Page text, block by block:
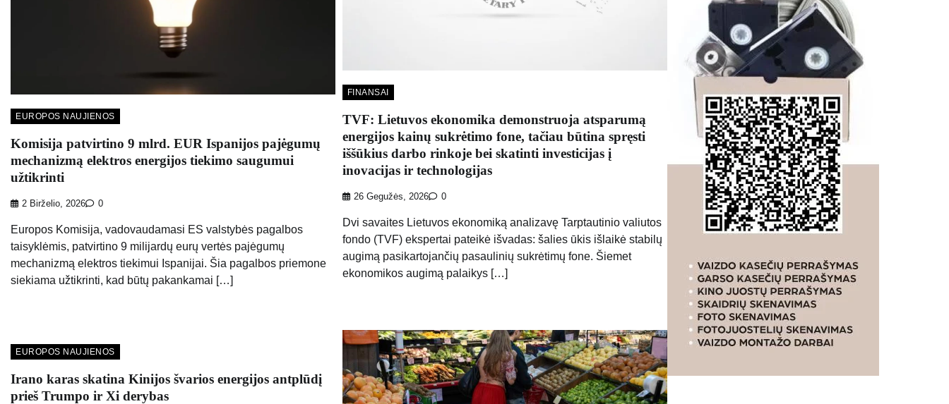
EUROPOS NAUJIENOS
Komisija patvirtino 9 mlrd. EUR Ispanijos pajėgumų
mechanizmą elektros energijos tiekimo saugumui
užtikrinti
2 Birželio, 2026 0
Europos Komisija, vadovaudamasi ES valstybės pagalbos
taisyklėmis, patvirtino 9 milijardų eurų vertės pajėgumų
mechanizmą elektros tiekimui Ispanijai. Šia pagalbos priemone
siekiama užtikrinti, kad būtų pakankamai […]
FINANSAI
TVF: Lietuvos ekonomika demonstruoja atsparumą
energijos kainų sukrėtimo fone, tačiau būtina spręsti
iššūkius darbo rinkoje bei skatinti investicijas į
inovacijas ir technologijas
26 Gegužės, 2026 0
Dvi savaites Lietuvos ekonomiką analizavę Tarptautinio valiutos
fondo (TVF) ekspertai pateikė išvadas: šalies ūkis išlaikė stabilų
augimą pasikartojančių pasaulinių sukrėtimų fone. Šiemet
ekonomikos augimą palaikys […]
EUROPOS NAUJIENOS
Irano karas skatina Kinijos švarios energijos antplūdį
prieš Trumpo ir Xi derybas